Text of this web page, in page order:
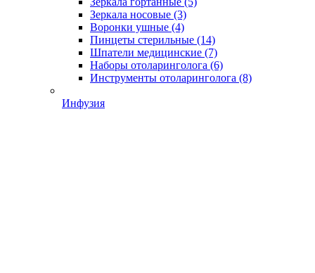
Зеркала носовые (3)
Воронки ушные (4)
Пинцеты стерильные (14)
Шпатели медицинские (7)
Наборы отоларинголога (6)
Инструменты отоларинголога (8)
Инфузия